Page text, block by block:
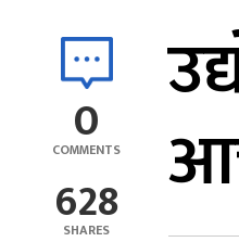
0
COMMENTS
628
SHARES